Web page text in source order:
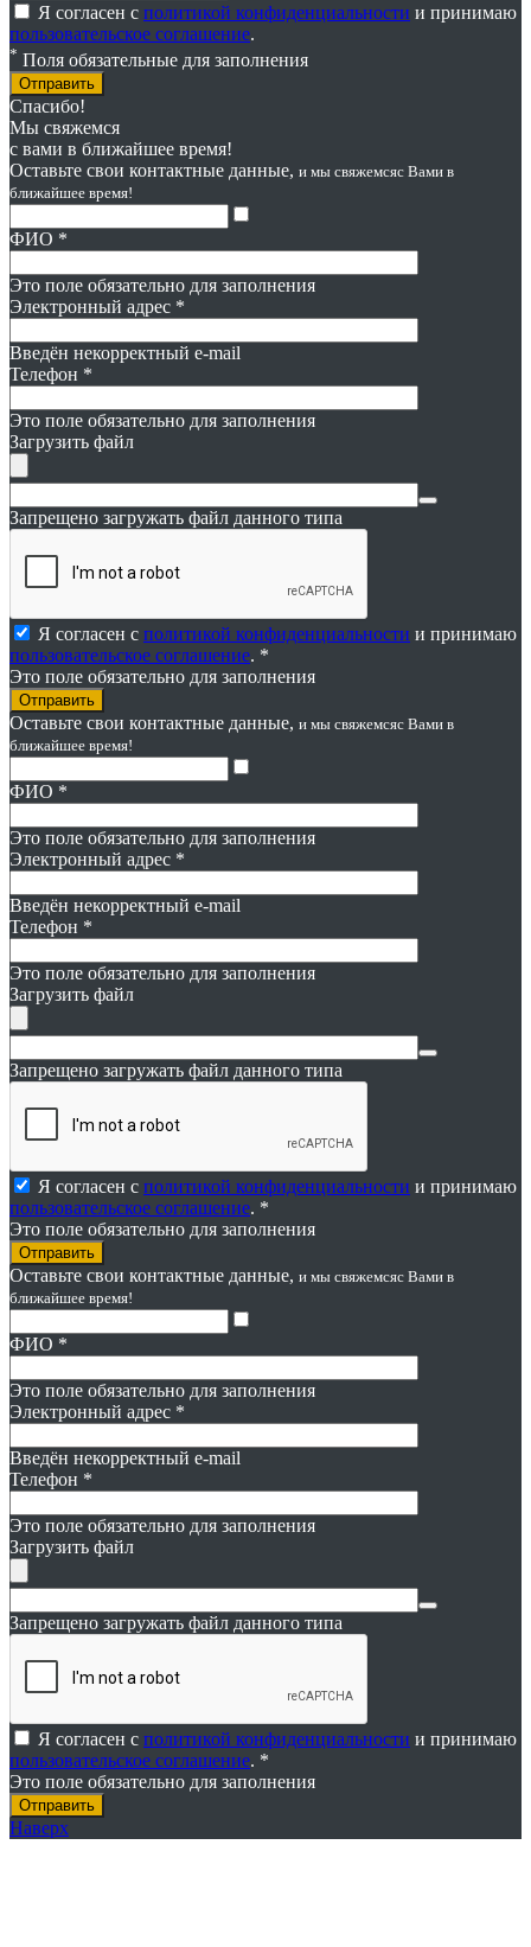
Я согласен с политикой конфиденциальности и принимаю
пользовательское соглашение.
* Поля обязательные для заполнения
Отправить
Спасибо!
Мы свяжемся
с вами в ближайшее время!
Оставьте свои контактные данные, и мы свяжемсяс Вами в
ближайшее время!
ФИО *
Это поле обязательно для заполнения
Электронный адрес *
Введён некорректный e-mail
Телефон *
Это поле обязательно для заполнения
Загрузить файл
Запрещено загружать файл данного типа
Я согласен с политикой конфиденциальности и принимаю
пользовательское соглашение. *
Это поле обязательно для заполнения
Оставьте свои контактные данные, и мы свяжемсяс Вами в
ближайшее время!
ФИО *
Это поле обязательно для заполнения
Электронный адрес *
Введён некорректный e-mail
Телефон *
Это поле обязательно для заполнения
Загрузить файл
Запрещено загружать файл данного типа
Я согласен с политикой конфиденциальности и принимаю
пользовательское соглашение. *
Это поле обязательно для заполнения
Оставьте свои контактные данные, и мы свяжемсяс Вами в
ближайшее время!
ФИО *
Это поле обязательно для заполнения
Электронный адрес *
Введён некорректный e-mail
Телефон *
Это поле обязательно для заполнения
Загрузить файл
Запрещено загружать файл данного типа
Я согласен с политикой конфиденциальности и принимаю
пользовательское соглашение. *
Это поле обязательно для заполнения
Наверх